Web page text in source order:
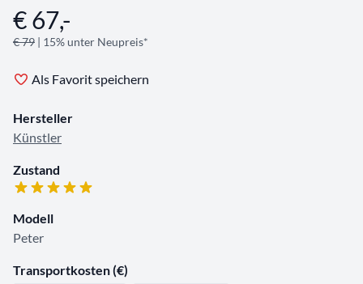
Angebotsinformationen
€ 67,-
€ 79 | 15% unter Neupreis*
Als Favorit speichern
Hersteller
Künstler
Zustand
Modell
Peter
Transportkosten (€)